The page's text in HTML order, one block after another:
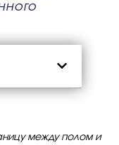
между полом и